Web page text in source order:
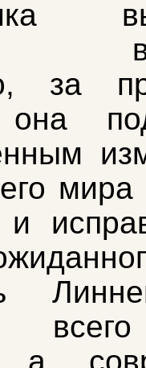
за
мира
и